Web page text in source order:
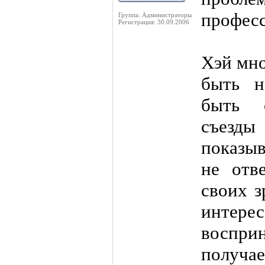
Группа: Администраторы
Регистрация: 30.09.2006
Хэй
быть
быть
не
своих